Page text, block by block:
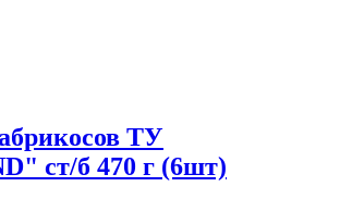
ТУ
ст/б 470 г (6шт)